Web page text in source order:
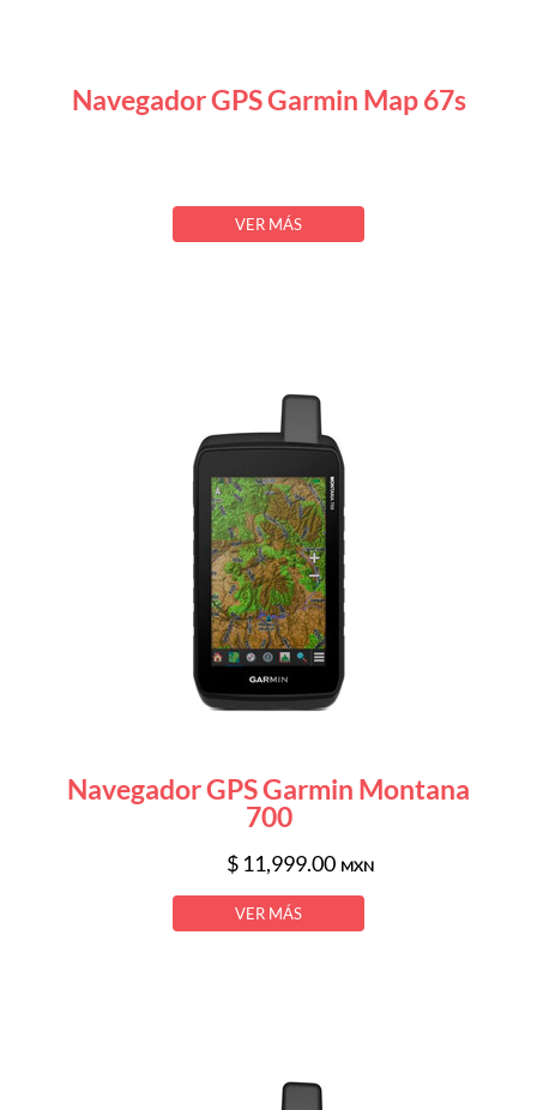
Navegador GPS Garmin Map 67s
VER MÁS
Navegador GPS Garmin Montana
700
$ 11,999.00 MXN
VER MÁS